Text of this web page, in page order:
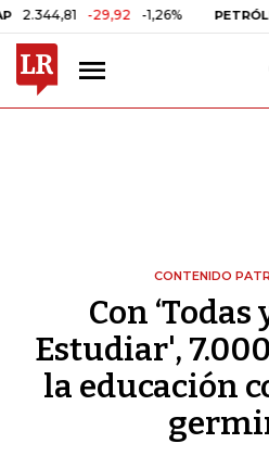
-29,92 -1,26% PETRÓLEO WTI
CONTENIDO
Con ‘Todas
Estudiar',
la educación